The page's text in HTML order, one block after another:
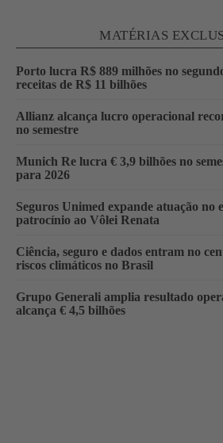
MATÉRIAS
Porto lucra R$ 889 milhões no
receitas de R$ 11 bilhões
Allianz alcança lucro operacional
no semestre
Munich Re lucra € 3,9 bilhões no
para 2026
Seguros Unimed expande atuação no
patrocínio ao Vôlei Renata
Ciência, seguro e dados entram no
riscos climáticos no Brasil
Grupo Generali amplia resultado
alcança € 4,5 bilhões